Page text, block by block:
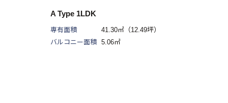
A Type 1LDK
専有面積
41.30㎡（12.49坪）
バルコニー面積
5.06㎡